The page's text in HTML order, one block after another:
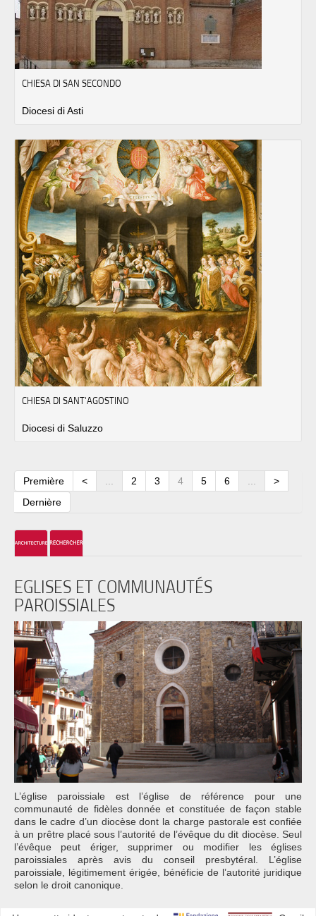
CHIESA DI SAN SECONDO
Diocesi di Asti
CHIESA DI SANT'AGOSTINO
Diocesi di Saluzzo
Première < ... 2 3 4 5 6 ...
>
Dernière
EGLISES ET COMMUNAUTÉS
PAROISSIALES
L’église paroissiale est l’église de référence pour une
communauté de fidèles donnée et constituée de façon stable
dans le cadre d’un diocèse dont la charge pastorale est confiée
à un prêtre placé sous l’autorité de l’évêque du dit diocèse. Seul
l’évêque peut ériger, supprimer ou modifier les églises
paroissiales après avis du conseil presbytéral. L’église
paroissiale, légitimement érigée, bénéficie de l’autorité juridique
selon le droit canonique.